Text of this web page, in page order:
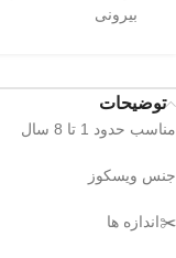
بیرونی
توضیحات
مناسب حدود 1 تا 8 سال
جنس ویسکوز
✂️اندازه ها